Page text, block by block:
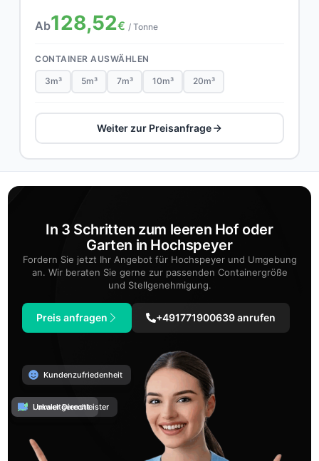
Ab128,52€ / Tonne
CONTAINER AUSWÄHLEN
3m³ 5m³ 7m³ 10m³ 20m³
Weiter zur Preisanfrage
In 3 Schritten zum leeren Hof oder
Garten in Hochspeyer
Fordern Sie jetzt Ihr Angebot für Hochspeyer und Umgebung
an. Wir beraten Sie gerne zur passenden Containergröße
und Stellgenehmigung.
Preis anfragen +491771900639 anrufen
Kundenzufriedenheit
Umweltgerecht
Lokaler Dienstleister